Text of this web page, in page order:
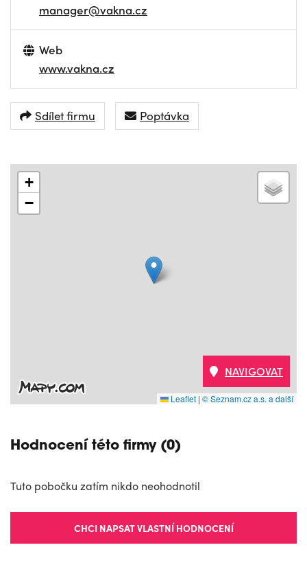
manager@vakna.cz
Web
www.vakna.cz
Sdílet firmu Poptávka
+
−
Leaflet | © Seznam.cz a.s. a další
NAVIGOVAT
Hodnocení této firmy (0)
Tuto pobočku zatím nikdo neohodnotil
CHCI NAPSAT VLASTNÍ HODNOCENÍ